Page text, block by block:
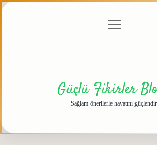
menüyü
Güçlü Fikirler
Sağlam önerilerle hayatını